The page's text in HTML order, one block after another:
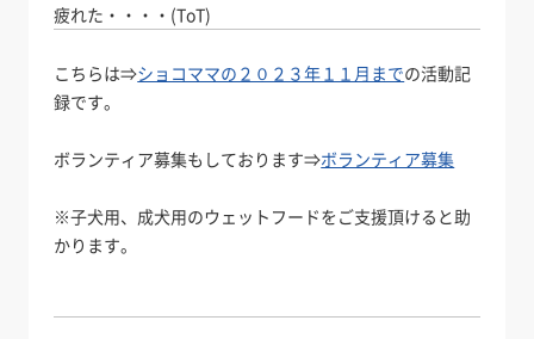
疲れた・・・・(ToT)
こちらは⇒ショコママの２０２３年１１月までの活動記
録です。
ボランティア募集もしております⇒ボランティア募集
※子犬用、成犬用のウェットフードをご支援頂けると助
かります。